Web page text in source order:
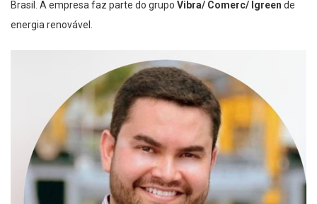
Brasil. A empresa faz parte do grupo Vibra/ Comerc/ Igreen de
energia renovável.